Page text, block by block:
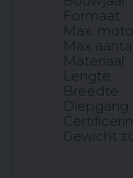
Formaat
Max.
Max
Materiaal
Lengte
Breedte
Diepgang
Gewicht